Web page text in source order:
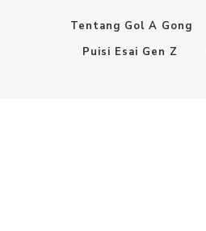
Tentang Gol A Gong
Puisi Esai Gen Z